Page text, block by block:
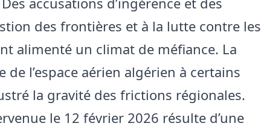
des frontières et à la lutte contre les
alimenté un climat de méfiance. La
l’espace aérien algérien à certains
la gravité des frictions régionales.
le 12 février 2026 résulte d’une